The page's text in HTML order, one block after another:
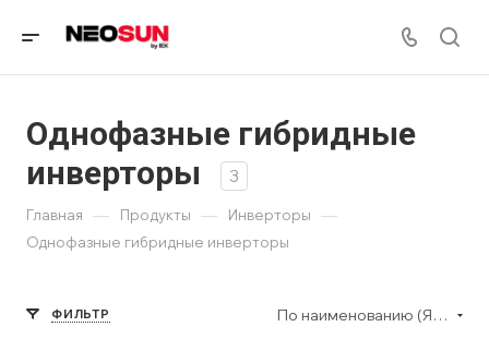
Однофазные гибридные
инверторы
3
Главная — Продукты — Инверторы —
Однофазные гибридные инверторы
ФИЛЬТР По наименованию (Я-А)